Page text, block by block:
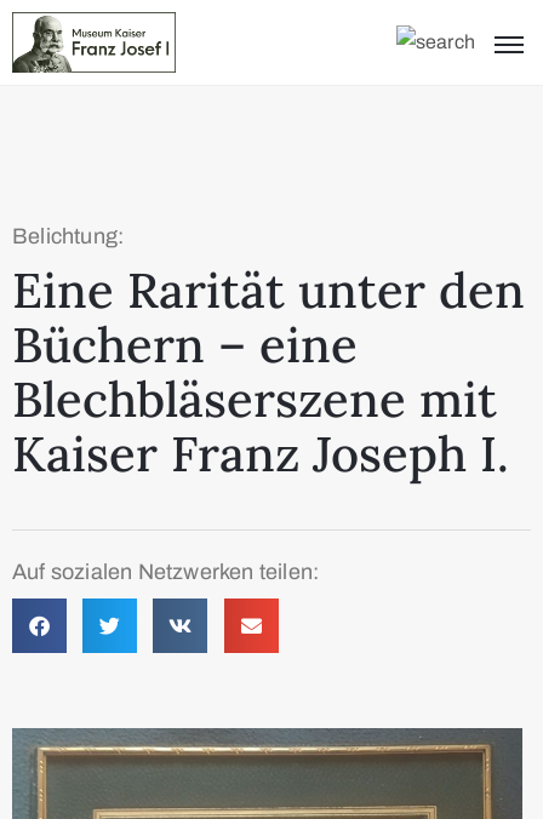
Belichtung:
Eine Rarität unter den
Büchern – eine
Blechbläserszene mit
Kaiser Franz Joseph I.
Auf sozialen Netzwerken teilen: